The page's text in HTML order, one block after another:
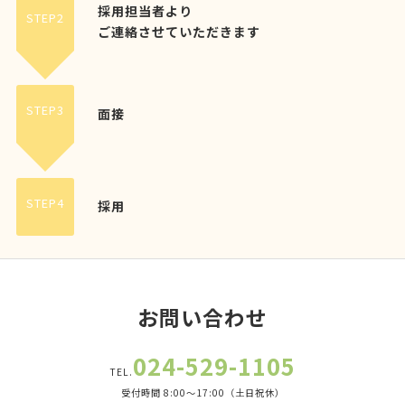
STEP2
採用担当者より
ご連絡させていただきます
STEP3 面接
STEP4 採用
お問い合わせ
TEL. 024-529-1105
受付時間 8:00～17:00（土日祝休）